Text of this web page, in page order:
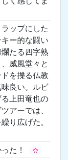
ップにした
ー的な闘い
たる四字熟
威風堂々と
を擽る仏教
良い。ルビ
上田竜也の
アーでは、
り広げた。
た！